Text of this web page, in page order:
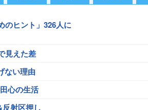
のヒント」326人に
見えた差
ない理由
心の生活
射区押し